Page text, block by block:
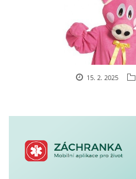
© 2026 eStránky.cz
15. 2. 2025